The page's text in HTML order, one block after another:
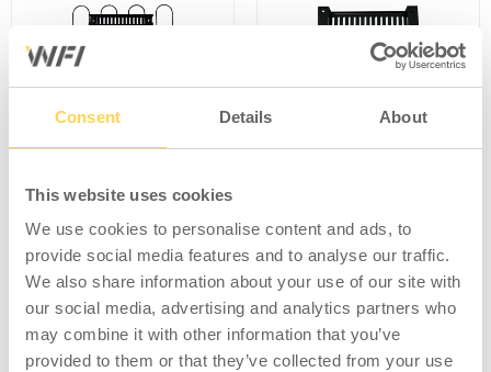
Consent Details About
This website uses cookies
We use cookies to personalise content and ads, to
provide social media features and to analyse our traffic.
We also share information about your use of our site with
our social media, advertising and analytics partners who
may combine it with other information that you’ve
provided to them or that they’ve collected from your use
Kabelführung mit
Controllbox Halterung
Zum Einsehen von Preisen
und Lagerstatus anmelden.
Halterung für Controllbox
Zum Einsehen von Preisen
und Lagerstatus anmelden.